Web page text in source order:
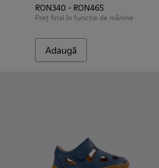
RON340 - RON465
Preț final în funcție de mărime
Adaugă